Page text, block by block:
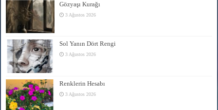
Gözyaşı Kurağı
3 Ağustos 2026
Sol Yanın Dört Rengi
3 Ağustos 2026
Renklerin Hesabı
3 Ağustos 2026